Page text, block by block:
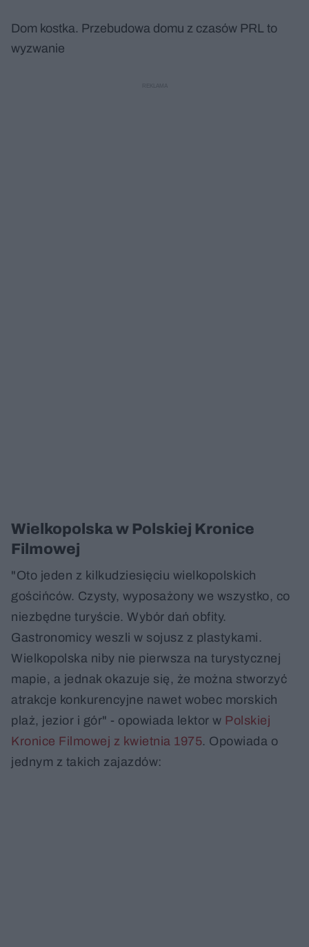
Dom kostka. Przebudowa domu z czasów PRL to
wyzwanie
Wielkopolska w Polskiej Kronice
Filmowej
"Oto jeden z kilkudziesięciu wielkopolskich
gościńców. Czysty, wyposażony we wszystko, co
niezbędne turyście. Wybór dań obfity.
Gastronomicy weszli w sojusz z plastykami.
Wielkopolska niby nie pierwsza na turystycznej
mapie, a jednak okazuje się, że można stworzyć
atrakcje konkurencyjne nawet wobec morskich
plaż, jezior i gór" - opowiada lektor w Polskiej
Kronice Filmowej z kwietnia 1975. Opowiada o
jednym z takich zajazdów: